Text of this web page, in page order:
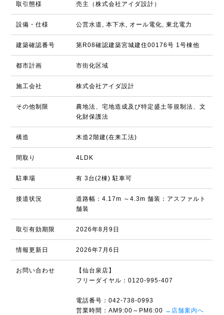
取引態様 売主（株式会社アイダ設計）
設備・仕様 公営水道, 本下水, オール電化, 東北電力
建築確認番号 第R08確認建築宮城建住00176号 1号棟他
都市計画 市街化区域
施工会社 株式会社アイダ設計
その他制限
農地法、宅地造成及び特定盛土等規制法、文
化財保護法
構造 木造2階建(在来工法)
間取り 4LDK
駐車場 有 3台(2棟) 駐車可
接道状況
道路幅：4.17m ～4.3m 舗装：アスファルト
舗装
取引有効期限 2026年8月9日
情報更新日 2026年7月6日
お問い合わせ
【仙台泉店】
フリーダイヤル：0120-995-407
電話番号：042-738-0993
営業時間：AM9:00～PM6:00 →店舗案内へ